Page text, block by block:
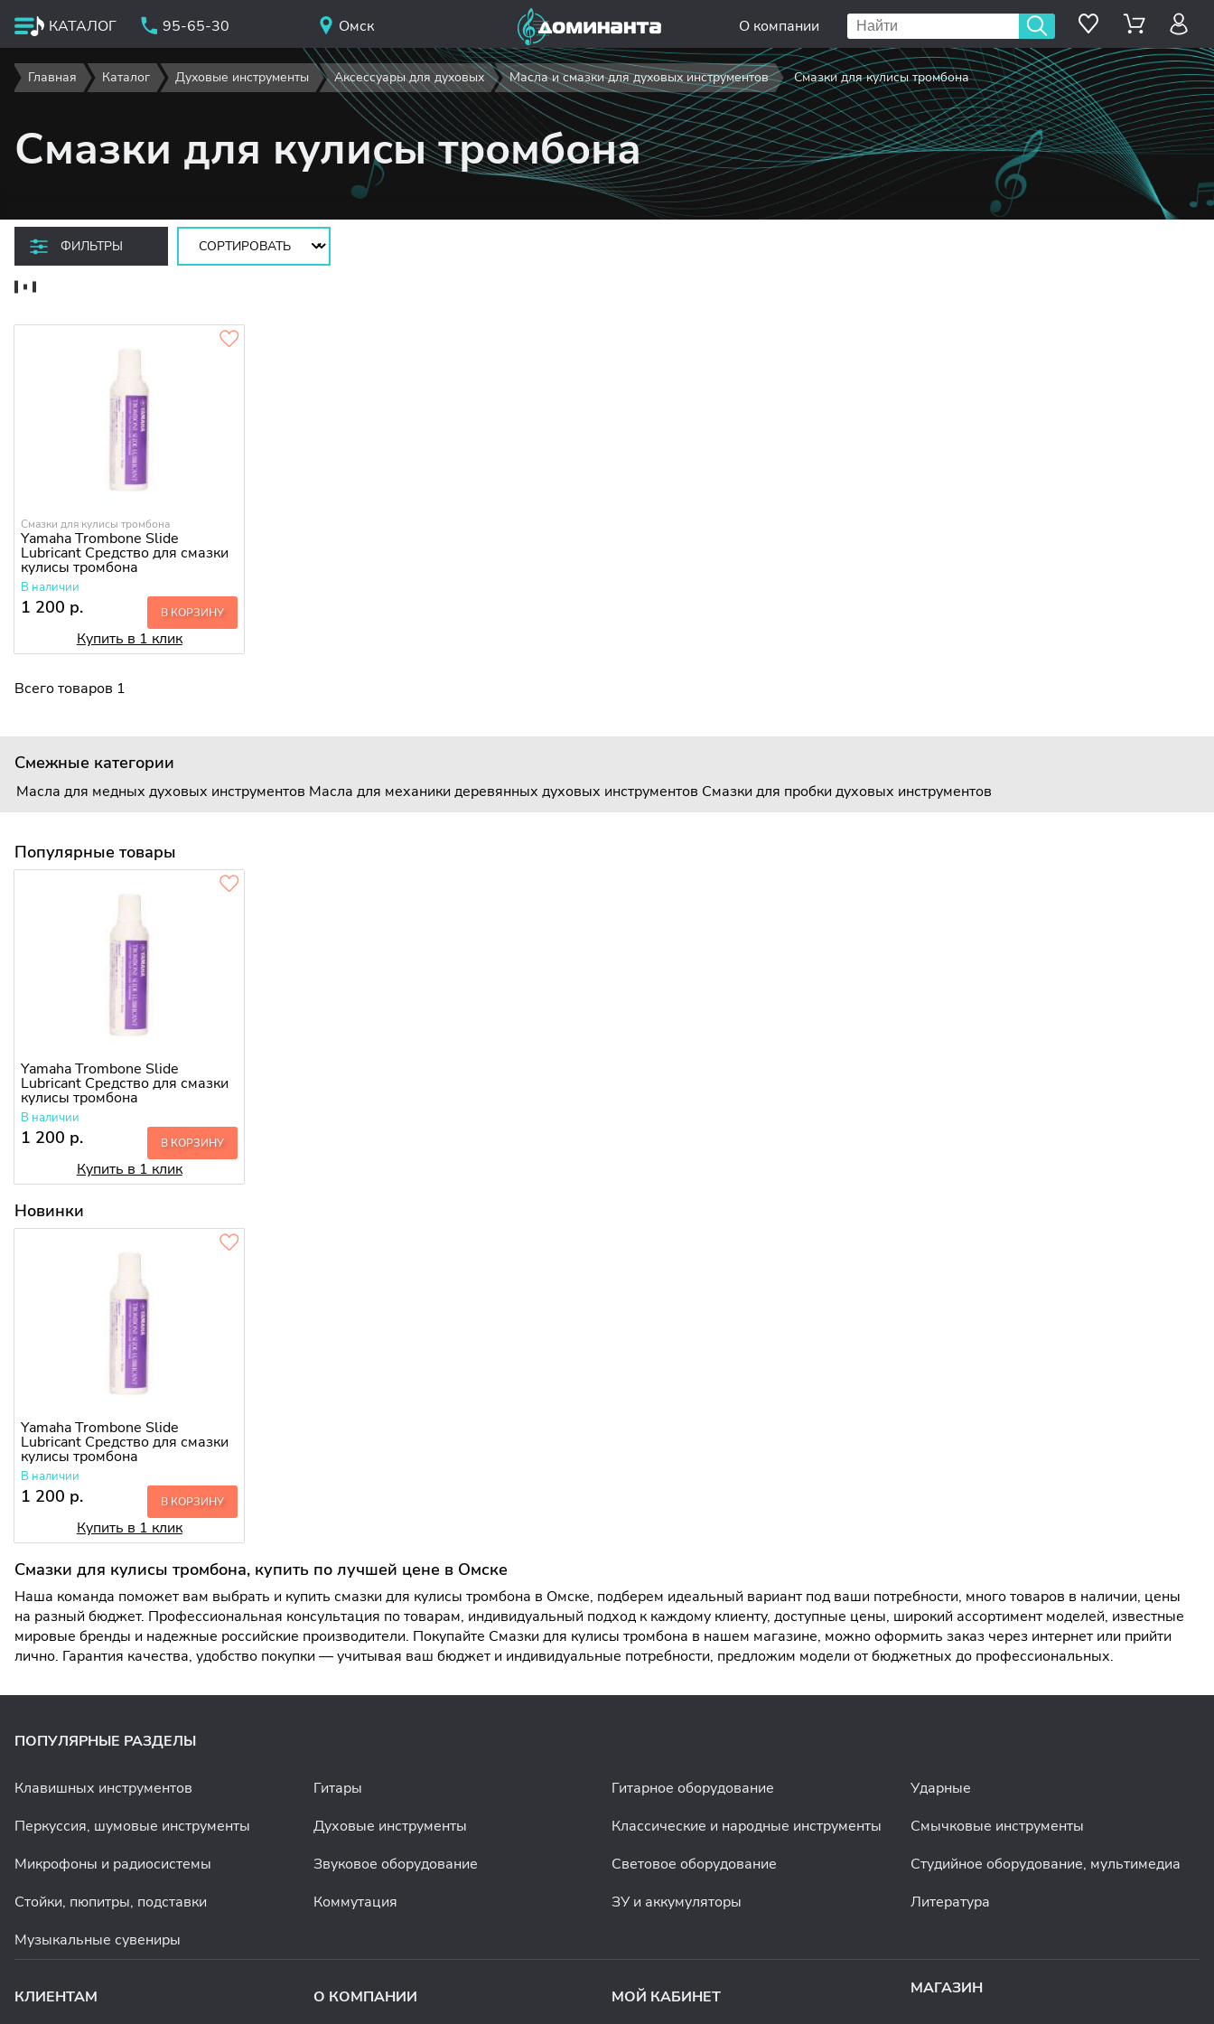
КАТАЛОГ 95-65-30 Омск О компании
Главная Каталог Духовые инструменты Аксессуары для духовых Масла и смазки для духовых инструментов Смазки для кулисы тромбона
Смазки для кулисы тромбона
ФИЛЬТРЫ
Смазки для кулисы тромбона
Yamaha Trombone Slide
Lubricant Средство для смазки
кулисы тромбона
В наличии
1 200 р. В КОРЗИНУ
Купить в 1 клик
Всего товаров 1
Смежные категории
Масла для медных духовых инструментов Масла для механики деревянных духовых инструментов Смазки для пробки духовых инструментов
Популярные товары
Yamaha Trombone Slide
Lubricant Средство для смазки
кулисы тромбона
В наличии
1 200 р. В КОРЗИНУ
Купить в 1 клик
Новинки
Yamaha Trombone Slide
Lubricant Средство для смазки
кулисы тромбона
В наличии
1 200 р. В КОРЗИНУ
Купить в 1 клик
Смазки для кулисы тромбона, купить по лучшей цене в Омске
Наша команда поможет вам выбрать и купить смазки для кулисы тромбона в Омске, подберем идеальный вариант под ваши потребности, много товаров в наличии, цены
на разный бюджет. Профессиональная консультация по товарам, индивидуальный подход к каждому клиенту, доступные цены, широкий ассортимент моделей, известные
мировые бренды и надежные российские производители. Покупайте Смазки для кулисы тромбона в нашем магазине, можно оформить заказ через интернет или прийти
лично. Гарантия качества, удобство покупки — учитывая ваш бюджет и индивидуальные потребности, предложим модели от бюджетных до профессиональных.
ПОПУЛЯРНЫЕ РАЗДЕЛЫ
Клавишных инструментов Гитары Гитарное оборудование
Ударные
Перкуссия, шумовые инструменты
Духовые инструменты Классические и народные инструменты
Смычковые инструменты
Микрофоны и радиосистемы
Звуковое оборудование Световое оборудование
Студийное оборудование, мультимедиа
Стойки, пюпитры, подставки
Коммутация ЗУ и аккумуляторы
Литература
Музыкальные сувениры
КЛИЕНТАМ О КОМПАНИИ МОЙ КАБИНЕТ МАГАЗИН